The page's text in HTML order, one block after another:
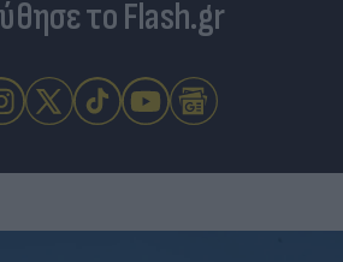
το Flash.gr